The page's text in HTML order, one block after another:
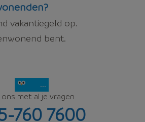
vakantiegeld op.
bent.
...
ons met al je vragen
760 7600